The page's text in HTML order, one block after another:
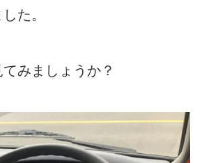
た。
みましょうか？